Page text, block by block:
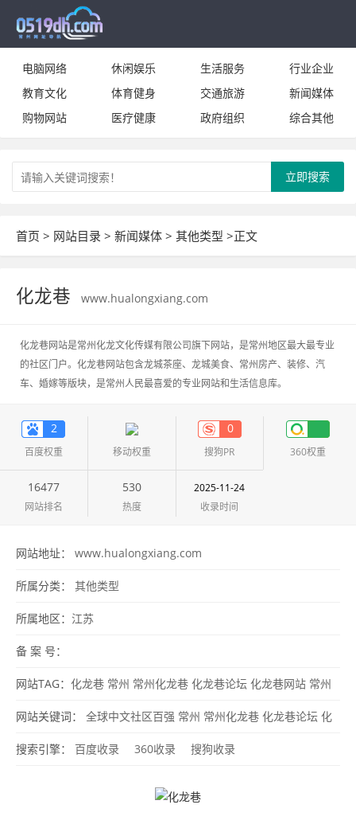
电脑网络 休闲娱乐 生活服务
行业企业
教育文化
体育健身 交通旅游
新闻媒体
购物网站
医疗健康 政府组织 综合其他
立即搜索
首页 > 网站目录 > 新闻媒体 > 其他类型 >正文
化龙巷 www.hualongxiang.com
化龙巷网站是常州化龙文化传媒有限公司旗下网站，是常州地区最大最专业
的社区门户。化龙巷网站包含龙城茶座、龙城美食、常州房产、装修、汽
车、婚嫁等版块，是常州人民最喜爱的专业网站和生活信息库。
2
百度权重 移动权重
0
搜狗PR 360权重
16477
网站排名
530
热度
2025-11-24
收录时间
网站地址： www.hualongxiang.com
所属分类： 其他类型
所属地区： 江苏
备 案 号：
网站TAG： 化龙巷 常州 常州化龙巷 化龙巷论坛 化龙巷网站 常州
化龙巷网站 hualongxiang 全球中文社区百强
网站关键词： 全球中文社区百强 常州 常州化龙巷 化龙巷论坛 化
龙巷网站
搜索引擎： 百度收录 360收录 搜狗收录